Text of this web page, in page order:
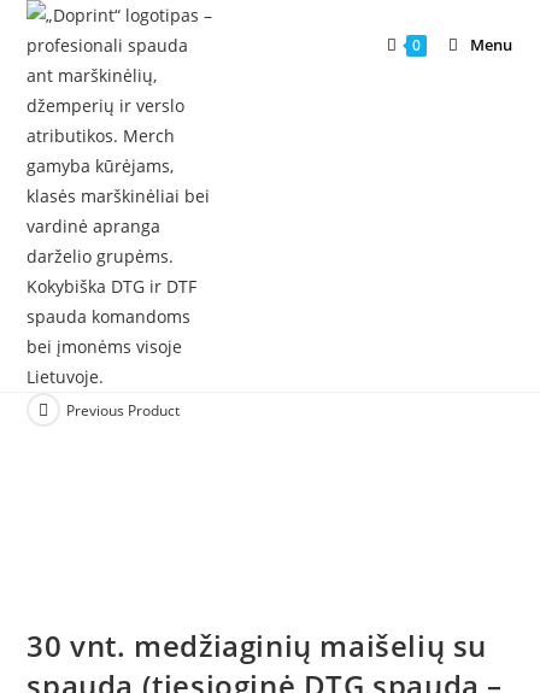
Skip
content
0 Menu
Previous Product
30 vnt. medžiaginių maišelių su